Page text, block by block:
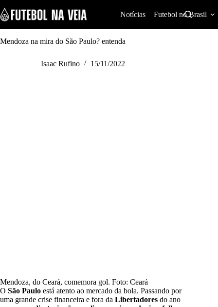
k
i
p
t
Notícias Futebol no Brasil
Mendoza na mira do São Paulo? entenda
Isaac Rufino 15/11/2022
Mendoza, do Ceará, comemora gol. Foto: Ceará
O São Paulo está atento ao mercado da bola. Passando por
uma grande crise financeira e fora da Libertadores do ano